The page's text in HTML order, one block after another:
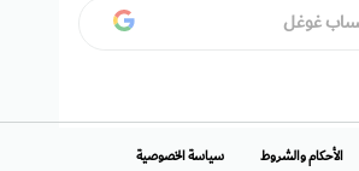
غوغل
الأحكام والشروط سياسة الخصوصية